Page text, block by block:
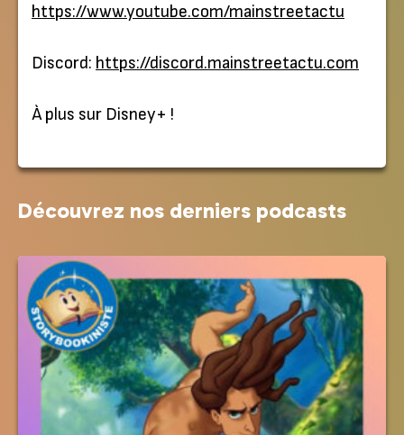
https://www.youtube.com/mainstreetactu
Discord: https://discord.mainstreetactu.com
À plus sur Disney+ !
Découvrez nos derniers podcasts